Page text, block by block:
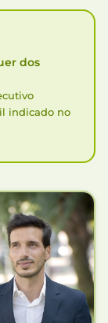
dos
indicado no